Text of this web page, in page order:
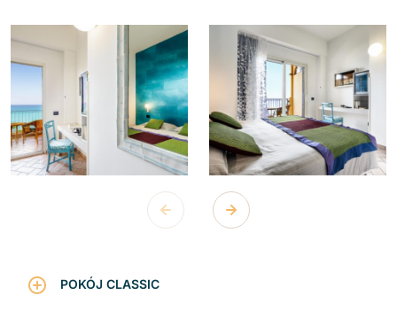
POKÓJ CLASSIC